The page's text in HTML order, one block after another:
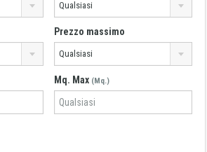
Qualsiasi
Prezzo massimo
Qualsiasi
Mq. Max (Mq.)